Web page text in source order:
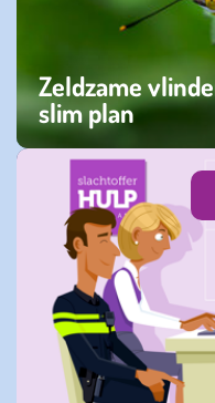
Zeldzame
slim plan
dinsdag 08 juli 2025